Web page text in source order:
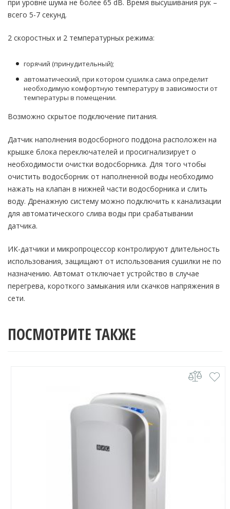
при уровне шума не более 65 dB. Время высушивания рук –
всего 5-7 секунд.
2 скоростных и 2 температурных режима:
горячий (принудительный);
автоматический, при котором сушилка сама определит
необходимую комфортную температуру в зависимости от
температуры в помещении.
Возможно скрытое подключение питания.
Датчик наполнения водосборного поддона расположен на
крышке блока переключателей и просигнализирует о
необходимости очистки водосборника. Для того чтобы
очистить водосборник от наполненной воды необходимо
нажать на клапан в нижней части водосборника и слить
воду. Дренажную систему можно подключить к канализации
для автоматического слива воды при срабатывании
датчика.
ИК-датчики и микропроцессор контролируют длительность
использования, защищают от использования сушилки не по
назначению. Автомат отключает устройство в случае
перегрева, короткого замыкания или скачков напряжения в
сети.
ПОСМОТРИТЕ ТАКЖЕ